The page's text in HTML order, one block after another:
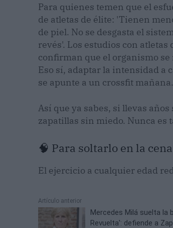
Para quienes temen que el
de atletas de élite: 'Tienen
de piel. No se desgasta el
revés'. Los estudios con
confirman que el organismo se
Eso sí, adaptar la intensidad a
se apunte a un crossfit
Así que ya sabes, si llevas
zapatillas sin miedo. Nunca es
🧠 Para soltarlo en la cena
El ejercicio a cualquier edad
Artículo anterior
Mercedes Milá suelta la
Revuelta': defiende a